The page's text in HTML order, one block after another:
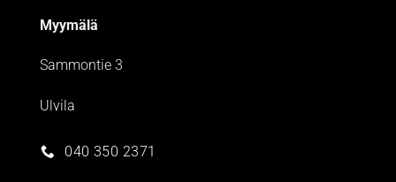
Myymälä
Sammontie 3
Ulvila
040 350 2371